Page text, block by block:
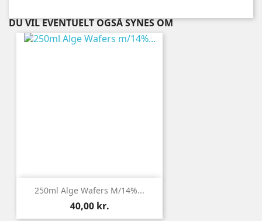
DU VIL EVENTUELT OGSÅ SYNES OM
250ml Alge Wafers M/14%...
Pris
40,00 kr.